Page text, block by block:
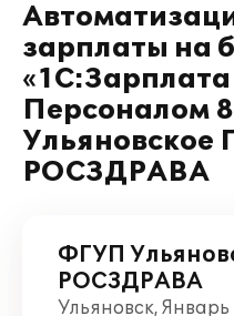
зарплаты на
Персоналом
Ульяновское
РОСЗДРАВА
ФГУП
РОСЗДРАВА
Ульяновск,